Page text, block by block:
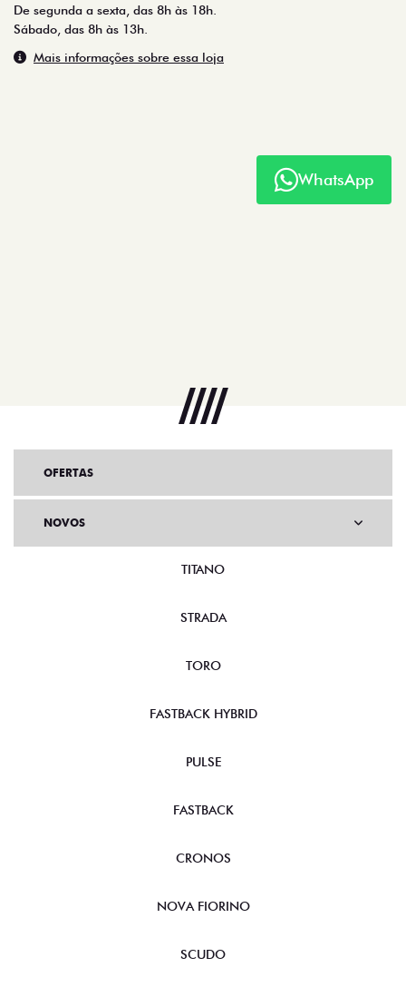
De segunda a sexta, das 8h às 18h.
Sábado, das 8h às 13h.
Mais informações sobre essa loja
WhatsApp
OFERTAS
NOVOS
TITANO
STRADA
TORO
FASTBACK HYBRID
PULSE
FASTBACK
CRONOS
NOVA FIORINO
SCUDO